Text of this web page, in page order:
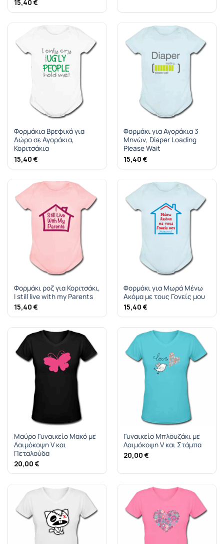
15,40 €
Φορμάκια Βρεφικά για
Δώρο σε Αγοράκια,
Κοριτσάκια
15,40 €
Φορμάκι για Αγοράκια 3
Μηνών, Diaper Loading
Please Wait
15,40 €
Φορμάκι ροζ για Κοριτσάκι,
I still live with my Parents
15,40 €
Φορμάκι για Μωρά Μένω
Ακόμα με τους Γονείς μου
15,40 €
Μαύρο Γυναικείο Μακό με
Λαιμόκοψη V και
Πεταλούδα
20,00 €
Γυναικείο Μπλουζάκι με
Λαιμόκοψη V και Στάμπα
20,00 €